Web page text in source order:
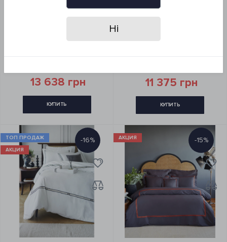
Постельное белье MieCasa
13 638 грн
КУПИТЬ
11 375 грн
КУПИТЬ
ТОП ПРОДАЖ
АКЦИЯ
-16% АКЦИЯ -15%
Ні